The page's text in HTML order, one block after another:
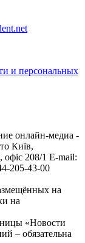
и персональных
онлайн-медиа -
Київ,
208/1 E-mail:
205-43-00
на
на
«Новости
– обязательна